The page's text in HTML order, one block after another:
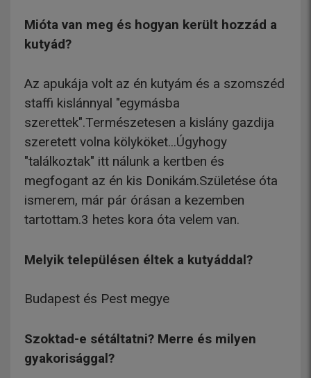
Mióta van meg és hogyan került hozzád a
kutyád?
Az apukája volt az én kutyám és a szomszéd
staffi kislánnyal "egymásba
szerettek".Természetesen a kislány gazdija
szeretett volna kölyköket...Úgyhogy
"találkoztak" itt nálunk a kertben és
megfogant az én kis Donikám.Születése óta
ismerem, már pár órásan a kezemben
tartottam.3 hetes kora óta velem van.
Melyik településen éltek a kutyáddal?
Budapest és Pest megye
Szoktad-e sétáltatni? Merre és milyen
gyakorisággal?